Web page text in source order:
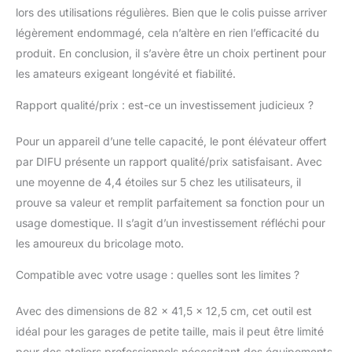
planches de placement
épaisses lui permettent
de supporter jusqu'à 1
s'effondrer, ce qui vous
d'abaisser presque
motocyclettes en toute
tranquillité d'esprit. Sûr
et fiable : Le
mécanisme de
verrouillage de sécurité
et les structures de
soutien renforcées
glissement ou
En outre, la soupape
de sécurité protège le
lors des utilisations régulières. Bien que le colis puisse arriver
légèrement endommagé, cela n’altère en rien l’efficacité du
produit. En conclusion, il s’avère être un choix pertinent pour
les amateurs exigeant longévité et fiabilité.
Rapport qualité/prix : est-ce un investissement judicieux ?
Pour un appareil d’une telle capacité, le pont élévateur offert
par DIFU présente un rapport qualité/prix satisfaisant. Avec
une moyenne de 4,4 étoiles sur 5 chez les utilisateurs, il
prouve sa valeur et remplit parfaitement sa fonction pour un
usage domestique. Il s’agit d’un investissement réfléchi pour
les amoureux du bricolage moto.
Compatible avec votre usage : quelles sont les limites ?
Avec des dimensions de 82 x 41,5 x 12,5 cm, cet outil est
idéal pour les garages de petite taille, mais il peut être limité